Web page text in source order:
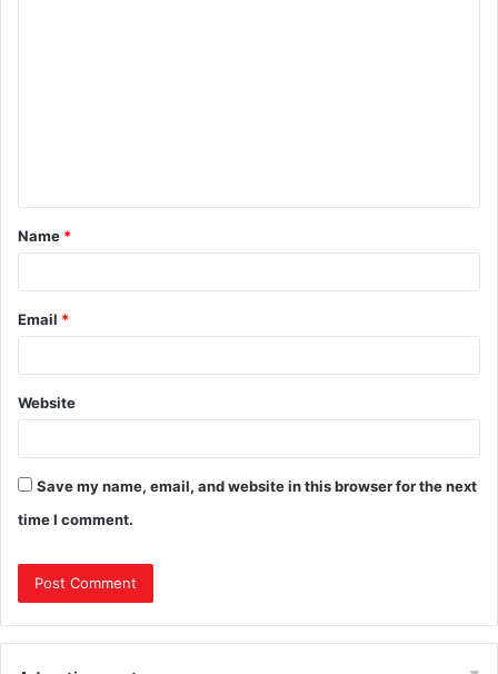
Name *
Email *
Website
Save my name, email, and website in this browser for the next
time I comment.